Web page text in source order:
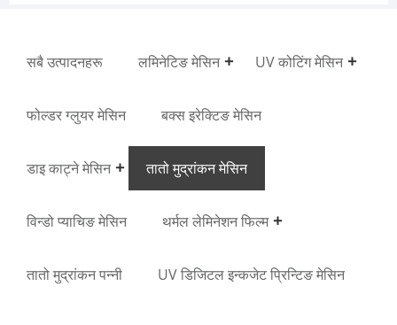
सबै उत्पादनहरू लमिनेटिङ मेसिन UV कोटिंग मेसिन
फोल्डर ग्लुयर मेसिन बक्स इरेक्टिङ मेसिन
डाइ काट्ने मेसिन तातो मुद्रांकन मेसिन
विन्डो प्याचिङ मेसिन थर्मल लेमिनेशन फिल्म
तातो मुद्रांकन पन्नी UV डिजिटल इन्कजेट प्रिन्टिङ मेसिन